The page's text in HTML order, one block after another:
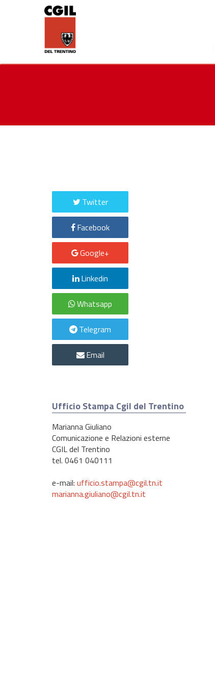
Twitter
Facebook
Google+
Linkedin
Whatsapp
Telegram
Email
Ufficio Stampa Cgil del Trentino
Marianna Giuliano
Comunicazione e Relazioni esterne
CGIL del Trentino
tel. 0461 040111
e-mail: ufficio.stampa@cgil.tn.it
marianna.giuliano@cgil.tn.it